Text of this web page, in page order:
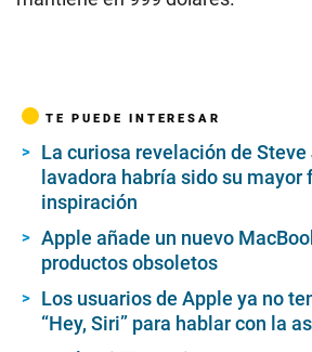
TE PUEDE INTERESAR
La curiosa revelación de Steve
lavadora habría sido su mayor
inspiración
Apple añade un nuevo
productos obsoletos
Los usuarios de Apple ya no
“Hey, Siri” para hablar con la